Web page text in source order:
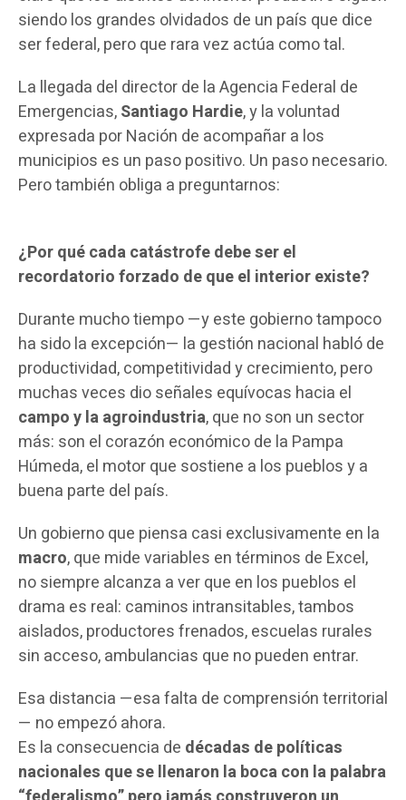
siendo los grandes olvidados de un país que dice
ser federal, pero que rara vez actúa como tal.
La llegada del director de la Agencia Federal de
Emergencias,Santiago Hardie, y la voluntad
expresada por Nación de acompañar a los
municipios es un paso positivo. Un paso necesario.
Pero también obliga a preguntarnos:
¿Por qué cada catástrofe debe ser el
recordatorio forzado de que el interior existe?
Durante mucho tiempo —y este gobierno tampoco
ha sido la excepción— la gestión nacional habló de
productividad, competitividad y crecimiento, pero
muchas veces dio señales equívocas hacia el
campo y la agroindustria, que no son un sector
más: son el corazón económico de la Pampa
Húmeda, el motor que sostiene a los pueblos y a
buena parte del país.
Un gobierno que piensa casi exclusivamente en la
macro, que mide variables en términos de Excel,
no siempre alcanza a ver que en los pueblos el
drama es real: caminos intransitables, tambos
aislados, productores frenados, escuelas rurales
sin acceso, ambulancias que no pueden entrar.
Esa distancia —esa falta de comprensión territorial
— no empezó ahora.
Es la consecuencia de décadas de políticas
nacionales que se llenaron la boca con la palabra